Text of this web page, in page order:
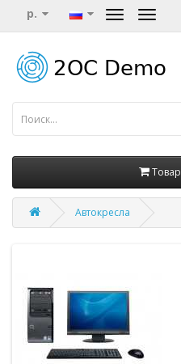
р.
Автокресла